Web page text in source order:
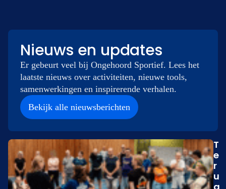
Nieuws en updates
Er gebeurt veel bij Ongehoord Sportief. Lees het
laatste nieuws over activiteiten, nieuwe tools,
samenwerkingen en inspirerende verhalen.
Bekijk alle nieuwsberichten
T
e
r
u